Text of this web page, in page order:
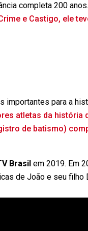
completa 200
e Castigo, ele
para a
atletas da história
de batismo)
Brasil em 2019. Em
de João e seu filho